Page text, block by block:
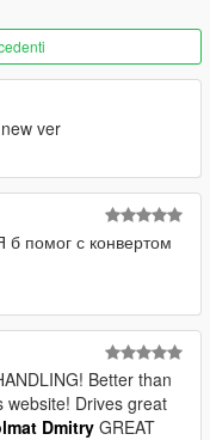
dmitry/
user/dolmatdmitry
ver
помог с конвертом
Better than
website! Drives great
Dmitry GREAT